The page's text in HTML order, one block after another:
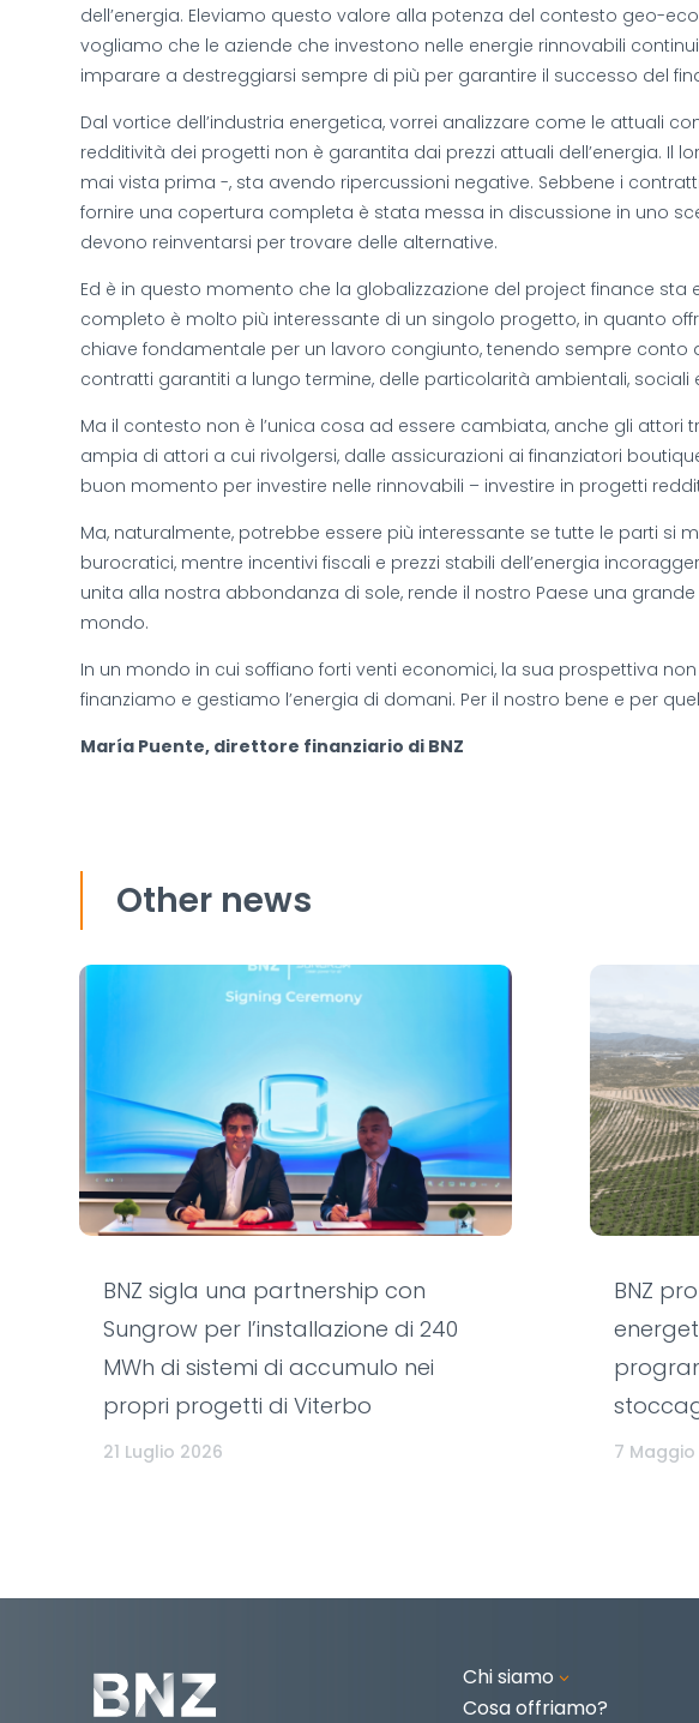
dell’energia. Eleviamo questo valore alla potenza del contesto geo-
vogliamo che le aziende che investono nelle energie rinnovabili
imparare a destreggiarsi sempre di più per garantire il successo del
Dal vortice dell’industria energetica, vorrei analizzare come le attuali
redditività dei progetti non è garantita dai prezzi attuali dell’energia. Il
mai vista prima -, sta avendo ripercussioni negative. Sebbene i
fornire una copertura completa è stata messa in discussione in uno
devono reinventarsi per trovare delle alternative.
Ed è in questo momento che la globalizzazione del project finance
completo è molto più interessante di un singolo progetto, in quanto
chiave fondamentale per un lavoro congiunto, tenendo sempre conto
contratti garantiti a lungo termine, delle particolarità ambientali,
Ma il contesto non è l’unica cosa ad essere cambiata, anche gli
ampia di attori a cui rivolgersi, dalle assicurazioni ai finanziatori
buon momento per investire nelle rinnovabili – investire in progetti
Ma, naturalmente, potrebbe essere più interessante se tutte le parti
burocratici, mentre incentivi fiscali e prezzi stabili dell’energia
unita alla nostra abbondanza di sole, rende il nostro Paese una
mondo.
In un mondo in cui soffiano forti venti economici, la sua prospettiva
finanziamo e gestiamo l’energia di domani. Per il nostro bene e per
María Puente, direttore finanziario di BNZ
Other news
BNZ sigla una partnership con
Sungrow per l’installazione di 240
MWh di sistemi di accumulo nei
propri progetti di Viterbo
21 Luglio 2026
BNZ
7 Maggio
Chi siamo 3
Cosa offriamo?